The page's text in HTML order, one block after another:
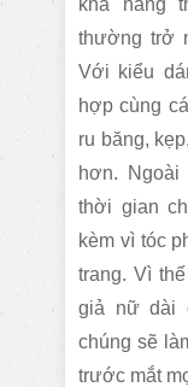
khả năng
thường trở
Với kiểu
hợp cùng
ru băng,
hơn.
thời gian
kèm vì tóc
trang. Vì
giả nữ dài
chúng sẽ
trước mắt